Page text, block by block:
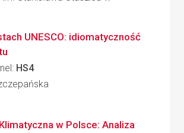
UNESCO: idiomatyczność
HS4
w Polsce: Analiza